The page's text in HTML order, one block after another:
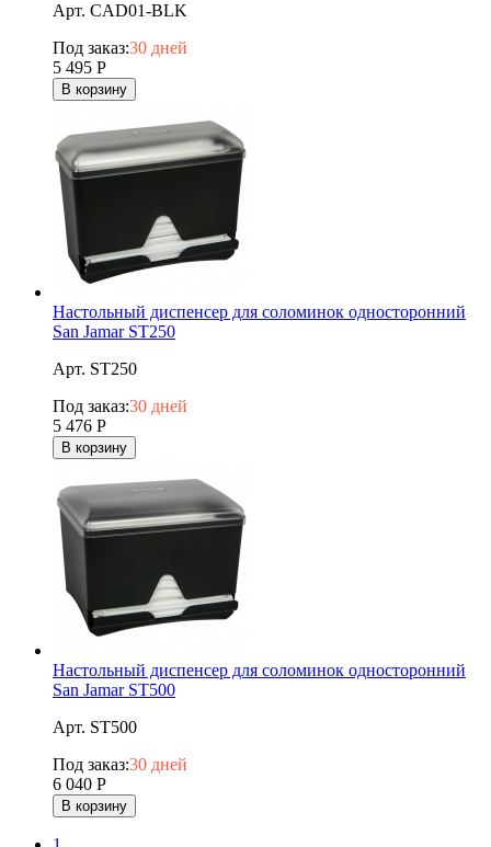
Арт. CAD01-BLK
Под заказ:30 дней
5 495 Р
В корзину
Настольный диспенсер для соломинок односторонний
San Jamar ST250
Арт. ST250
Под заказ:30 дней
5 476 Р
В корзину
Настольный диспенсер для соломинок односторонний
San Jamar ST500
Арт. ST500
Под заказ:30 дней
6 040 Р
В корзину